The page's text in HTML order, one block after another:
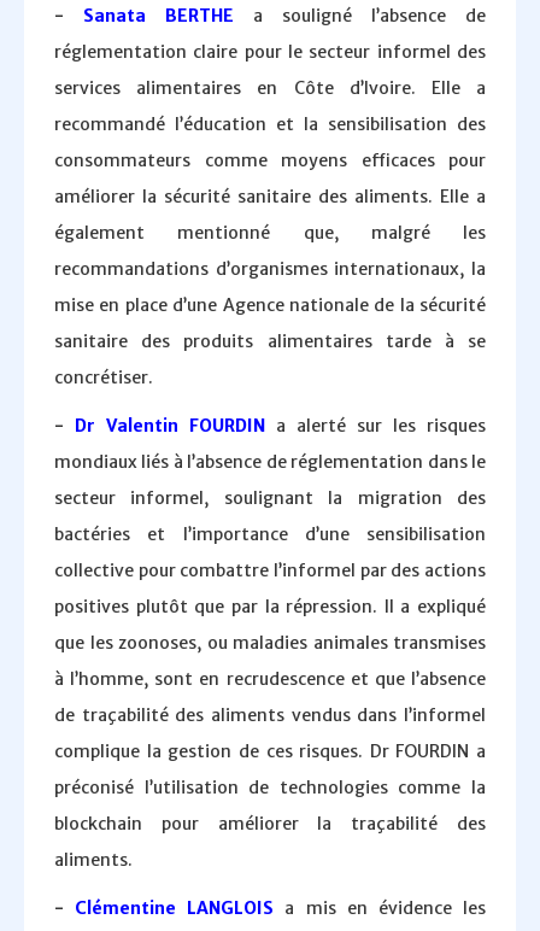
- Sanata BERTHE
a souligné l’absence de
réglementation claire pour le secteur informel des
services alimentaires en Côte d’Ivoire. Elle a
recommandé l’éducation et la sensibilisation des
consommateurs comme moyens efficaces pour
améliorer la sécurité sanitaire des aliments. Elle a
également mentionné que, malgré les
recommandations d’organismes internationaux, la
mise en place d’une Agence nationale de la sécurité
sanitaire des produits alimentaires tarde à se
concrétiser.
- Dr Valentin FOURDIN a alerté sur les risques
mondiaux liés à l’absence de réglementation dans le
secteur informel, soulignant la migration des
bactéries et l’importance d’une sensibilisation
collective pour combattre l’informel par des actions
positives plutôt que par la répression. Il a expliqué
que les zoonoses, ou maladies animales transmises
à l’homme, sont en recrudescence et que l’absence
de traçabilité des aliments vendus dans l’informel
complique la gestion de ces risques. Dr FOURDIN a
préconisé l’utilisation de technologies comme la
blockchain pour améliorer la traçabilité des
aliments.
- Clémentine LANGLOIS
a mis en évidence les